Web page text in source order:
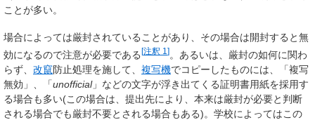
ことが多い。
場合によっては厳封されていることがあり、その場合は開封すると無
効になるので注意が必要である [注釈 1 ] 。あるいは、厳封の如何に関わ
らず、 改竄防止処理を施して、 複写機でコピーしたものには、「複写
無効」、「unofficial」などの文字が浮き出てくる証明書用紙を採用す
る場合も多い(この場合は、提出先により、本来は厳封が必要と判断
される場合でも厳封不要とされる場合もある)。学校によってはこの